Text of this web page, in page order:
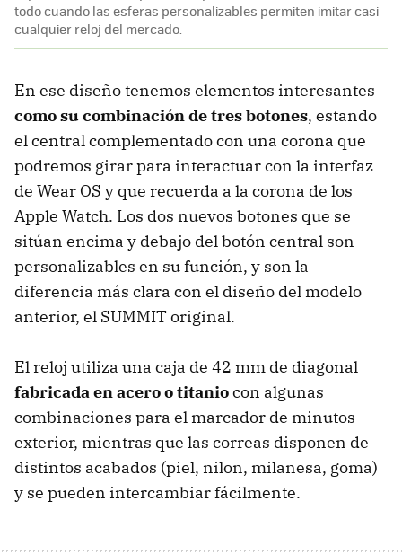
todo cuando las esferas personalizables permiten imitar casi
cualquier reloj del mercado.
En ese diseño tenemos elementos interesantes
como su combinación de tres botones, estando
el central complementado con una corona que
podremos girar para interactuar con la interfaz
de Wear OS y que recuerda a la corona de los
Apple Watch. Los dos nuevos botones que se
sitúan encima y debajo del botón central son
personalizables en su función, y son la
diferencia más clara con el diseño del modelo
anterior, el SUMMIT original.
El reloj utiliza una caja de 42 mm de diagonal
fabricada en acero o titaniocon algunas
combinaciones para el marcador de minutos
exterior, mientras que las correas disponen de
distintos acabados (piel, nilon, milanesa, goma)
y se pueden intercambiar fácilmente.